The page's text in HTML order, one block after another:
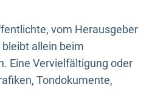
vom Herausgeber
allein beim
Eine Vervielfältigung oder
Tondokumente,